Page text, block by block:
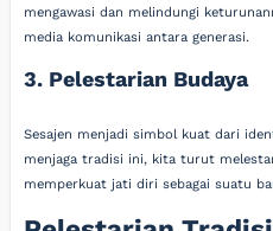
mengawasi dan melindungi
media komunikasi antara generasi.
3. Pelestarian Budaya
Sesajen menjadi simbol kuat dari
menjaga tradisi ini, kita turut
memperkuat jati diri sebagai suatu